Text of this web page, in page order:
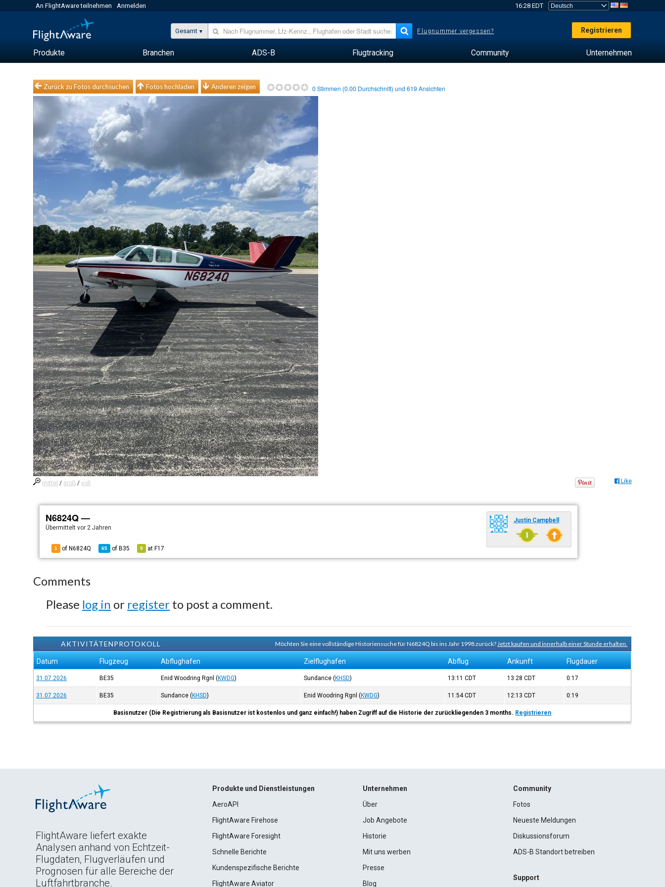
An FlightAware teilnehmen Anmelden 16:28 EDT
Gesamt Flugnummer vergessen? Registrieren
Produkte Branchen ADS-B Flugtracking Community Unternehmen
Zurück zu Fotos durchsuchen Fotos hochladen Anderen zeigen 0 Stimmen (0.00 Durchschnitt) und619 Ansichten
mittel / groß /voll Like
N6824Q —
Übermitteltvor 2 Jahren
1 of N6824Q 65 of B35 9 at F17
Justin Campbell
Comments
Please log in or register to post a comment.
AKTIVITÄTENPROTOKOLL Möchten Sie eine vollständige Historiensuche für N6824Q bis ins Jahr 1998 zurück?Jetzt kaufen und innerhalb einer Stunde erhalten.
Datum Flugzeug Abflughafen Zielflughafen Abflug Ankunft Flugdauer
31.07.2026 BE35 Enid Woodring Rgnl (KWDG) Sundance (KHSD) 13:11CDT 13:28CDT 0:17
31.07.2026 BE35 Sundance (KHSD) Enid Woodring Rgnl (KWDG) 11:54CDT 12:13CDT 0:19
Basisnutzer (Die Registrierung als Basisnutzer ist kostenlos und ganz einfach!) haben Zugriff auf die Historie der zurückliegenden 3 months. Registrieren
FlightAware liefert exakte
Analysen anhand von Echtzeit-
Flugdaten, Flugverläufen und
Prognosen für alle Bereiche der
Luftfahrtbranche.
Produkte und Dienstleistungen
AeroAPI
FlightAware Firehose
FlightAware Foresight
Schnelle Berichte
Kundenspezifische Berichte
FlightAware Aviator
Unternehmen
Über
Job Angebote
Historie
Mit uns werben
Presse
Blog
Community
Fotos
Neueste Meldungen
Diskussionsforum
ADS-B Standort betreiben
Support